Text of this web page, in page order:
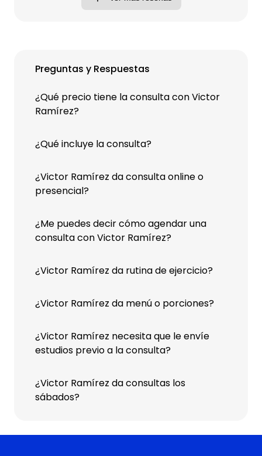
Preguntas y Respuestas
¿Qué precio tiene la consulta con Victor
Ramírez?
¿Qué incluye la consulta?
¿Victor Ramírez da consulta online o
presencial?
¿Me puedes decir cómo agendar una
consulta con Victor Ramírez?
¿Victor Ramírez da rutina de ejercicio?
¿Victor Ramírez da menú o porciones?
¿Victor Ramírez necesita que le envíe
estudios previo a la consulta?
¿Victor Ramírez da consultas los
sábados?